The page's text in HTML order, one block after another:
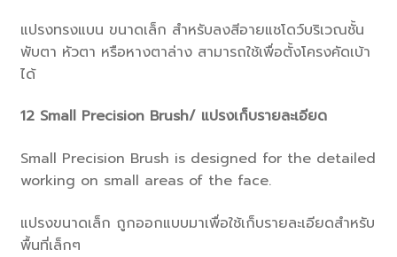
แปรงทรงแบน ขนาดเล็ก สำหรับลงสีอายแชโดว์บริเวณชั้น
พับตา หัวตา หรือหางตาล่าง สามารถใช้เพื่อตั้งโครงคัดเบ้า
ได้
12Small Precision Brush/ แปรงเก็บรายละเอียด
Small Precision Brush is designed for the detailed
working on small areas of the face.
แปรงขนาดเล็ก ถูกออกแบบมาเพื่อใช้เก็บรายละเอียดสำหรับ
พื้นที่เล็กๆ